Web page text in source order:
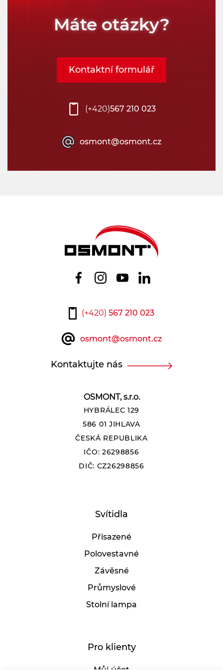
Máte otázky?
(+420)567 210 023
osmont@osmont.cz
Kontaktní formulář
OSMONT, s.r.o.
HYBRÁLEC 129
586 01 JIHLAVA
ČESKÁ REPUBLIKA
IČO: 26298856
DIČ: CZ26298856
Svítidla
Přisazené
Polovestavné
Závěsné
Průmyslové
Stolní lampa
Pro klienty
(+420) 567 210 023
osmont@osmont.cz
Kontaktujte nás